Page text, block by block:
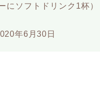
にソフトドリンク1杯）
年6月30日